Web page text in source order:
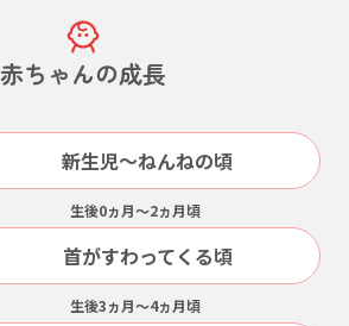
赤ちゃんの成長
新生児～ねんねの頃
生後0ヵ月～2ヵ月頃
首がすわってくる頃
生後3ヵ月～4ヵ月頃